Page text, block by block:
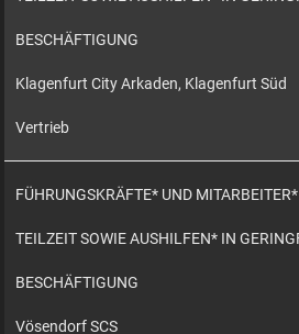
BESCHÄFTIGUNG
Klagenfurt City Arkaden, Klagenfurt Süd
Vertrieb
FÜHRUNGSKRÄFTE* UND
TEILZEIT SOWIE AUSHILFEN* IN
BESCHÄFTIGUNG
Vösendorf SCS